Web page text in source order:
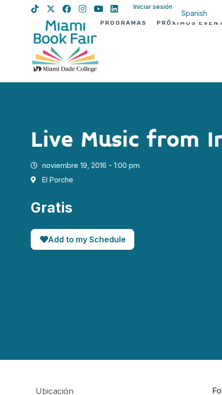
Iniciar sesión
Spanish
PROGRAMAS PRÓXIMOS
Live Music from
noviembre 19, 2016 - 1:00 pm
El Porche
Gratis
Add to my Schedule
Ubicación